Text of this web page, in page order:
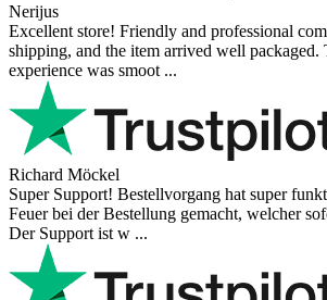
Nerijus
Excellent store! Friendly and professional
shipping, and the item arrived well packaged.
experience was smoot ...
Richard Möckel
Super Support! Bestellvorgang hat super
Feuer bei der Bestellung gemacht, welcher
Der Support ist w ...